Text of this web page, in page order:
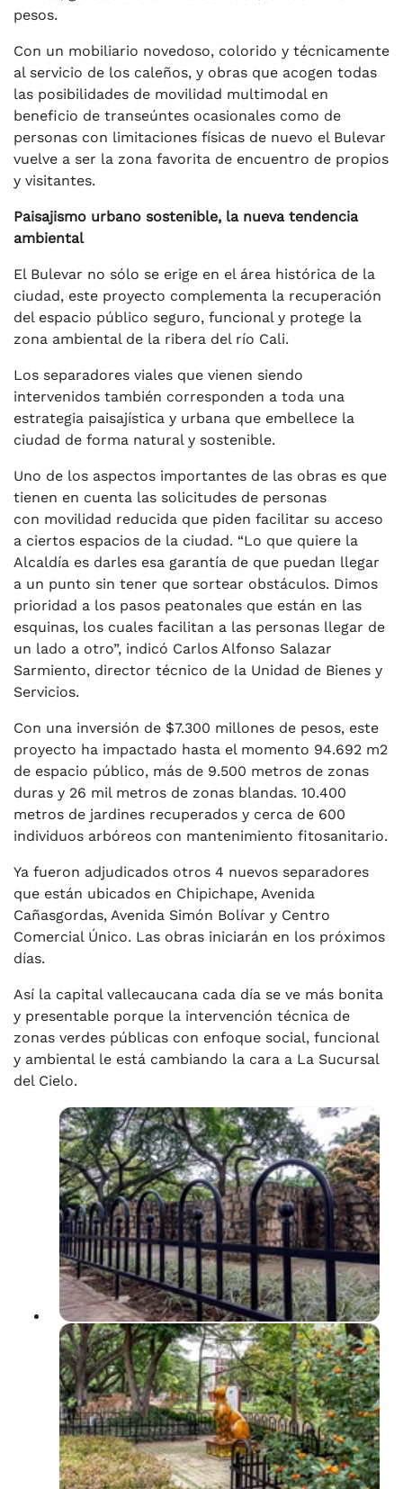
pesos.
Con un mobiliario novedoso, colorido y técnicamente
al servicio de los caleños, y obras que acogen todas
las posibilidades de movilidad multimodal en
beneficio de transeúntes ocasionales como de
personas con limitaciones físicas de nuevo el Bulevar
vuelve a ser la zona favorita de encuentro de propios
y visitantes.
Paisajismo urbano sostenible, la nueva tendencia
ambiental
El Bulevar no sólo se erige en el área histórica de la
ciudad, este proyecto complementa la recuperación
del espacio público seguro, funcional y protege la
zona ambiental de la ribera del río Cali.
Los separadores viales que vienen siendo
intervenidos también corresponden a toda una
estrategia paisajística y urbana que embellece la
ciudad de forma natural y sostenible.
Uno de los aspectos importantes de las obras es que
tienen en cuenta las solicitudes de personas
con movilidad reducida que piden facilitar su acceso
a ciertos espacios de la ciudad. “Lo que quiere la
Alcaldía es darles esa garantía de que puedan llegar
a un punto sin tener que sortear obstáculos. Dimos
prioridad a los pasos peatonales que están en las
esquinas, los cuales facilitan a las personas llegar de
un lado a otro”, indicó Carlos Alfonso Salazar
Sarmiento, director técnico de la Unidad de Bienes y
Servicios.
Con una inversión de $7.300 millones de pesos, este
proyecto ha impactado hasta el momento 94.692 m2
de espacio público, más de 9.500 metros de zonas
duras y 26 mil metros de zonas blandas. 10.400
metros de jardines recuperados y cerca de 600
individuos arbóreos con mantenimiento fitosanitario.
Ya fueron adjudicados otros 4 nuevos separadores
que están ubicados en Chipichape, Avenida
Cañasgordas, Avenida Simón Bolívar y Centro
Comercial Único. Las obras iniciarán en los próximos
días.
Así la capital vallecaucana cada día se ve más bonita
y presentable porque la intervención técnica de
zonas verdes públicas con enfoque social, funcional
y ambiental le está cambiando la cara a La Sucursal
del Cielo.